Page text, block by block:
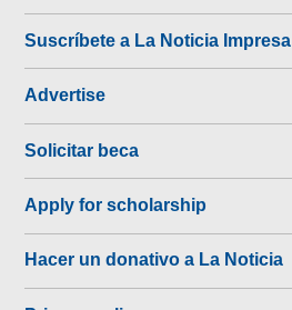
Suscríbete a La Noticia Impresa
Advertise
Solicitar beca
Apply for scholarship
Hacer un donativo a La Noticia